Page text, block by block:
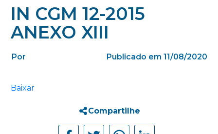
IN CGM 12-2015
ANEXO XIII
Por Publicado em 11/08/2020
Baixar
Compartilhe